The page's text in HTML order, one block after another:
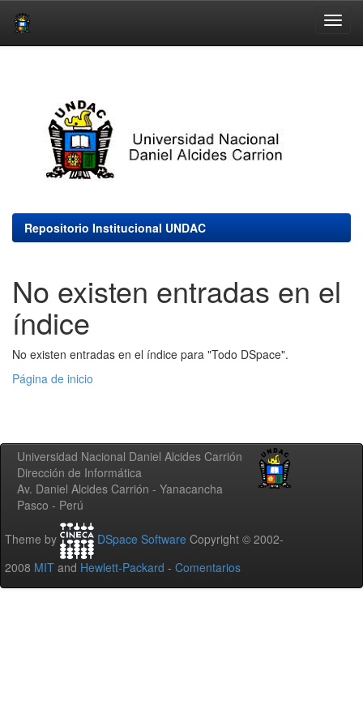
Repositorio Institucional UNDAC
No existen entradas en el
índice
No existen entradas en el índice para "Todo DSpace".
Página de inicio
Universidad Nacional Daniel Alcides Carrión
Dirección de Informática
Av. Daniel Alcides Carrión - Yanacancha
Pasco - Perú
Theme by DSpace Software Copyright © 2002-
2008 MIT and Hewlett-Packard - Comentarios